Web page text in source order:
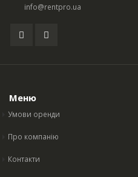
info@rentpro.ua
Меню
Умови оренди
Про компанію
Контакти